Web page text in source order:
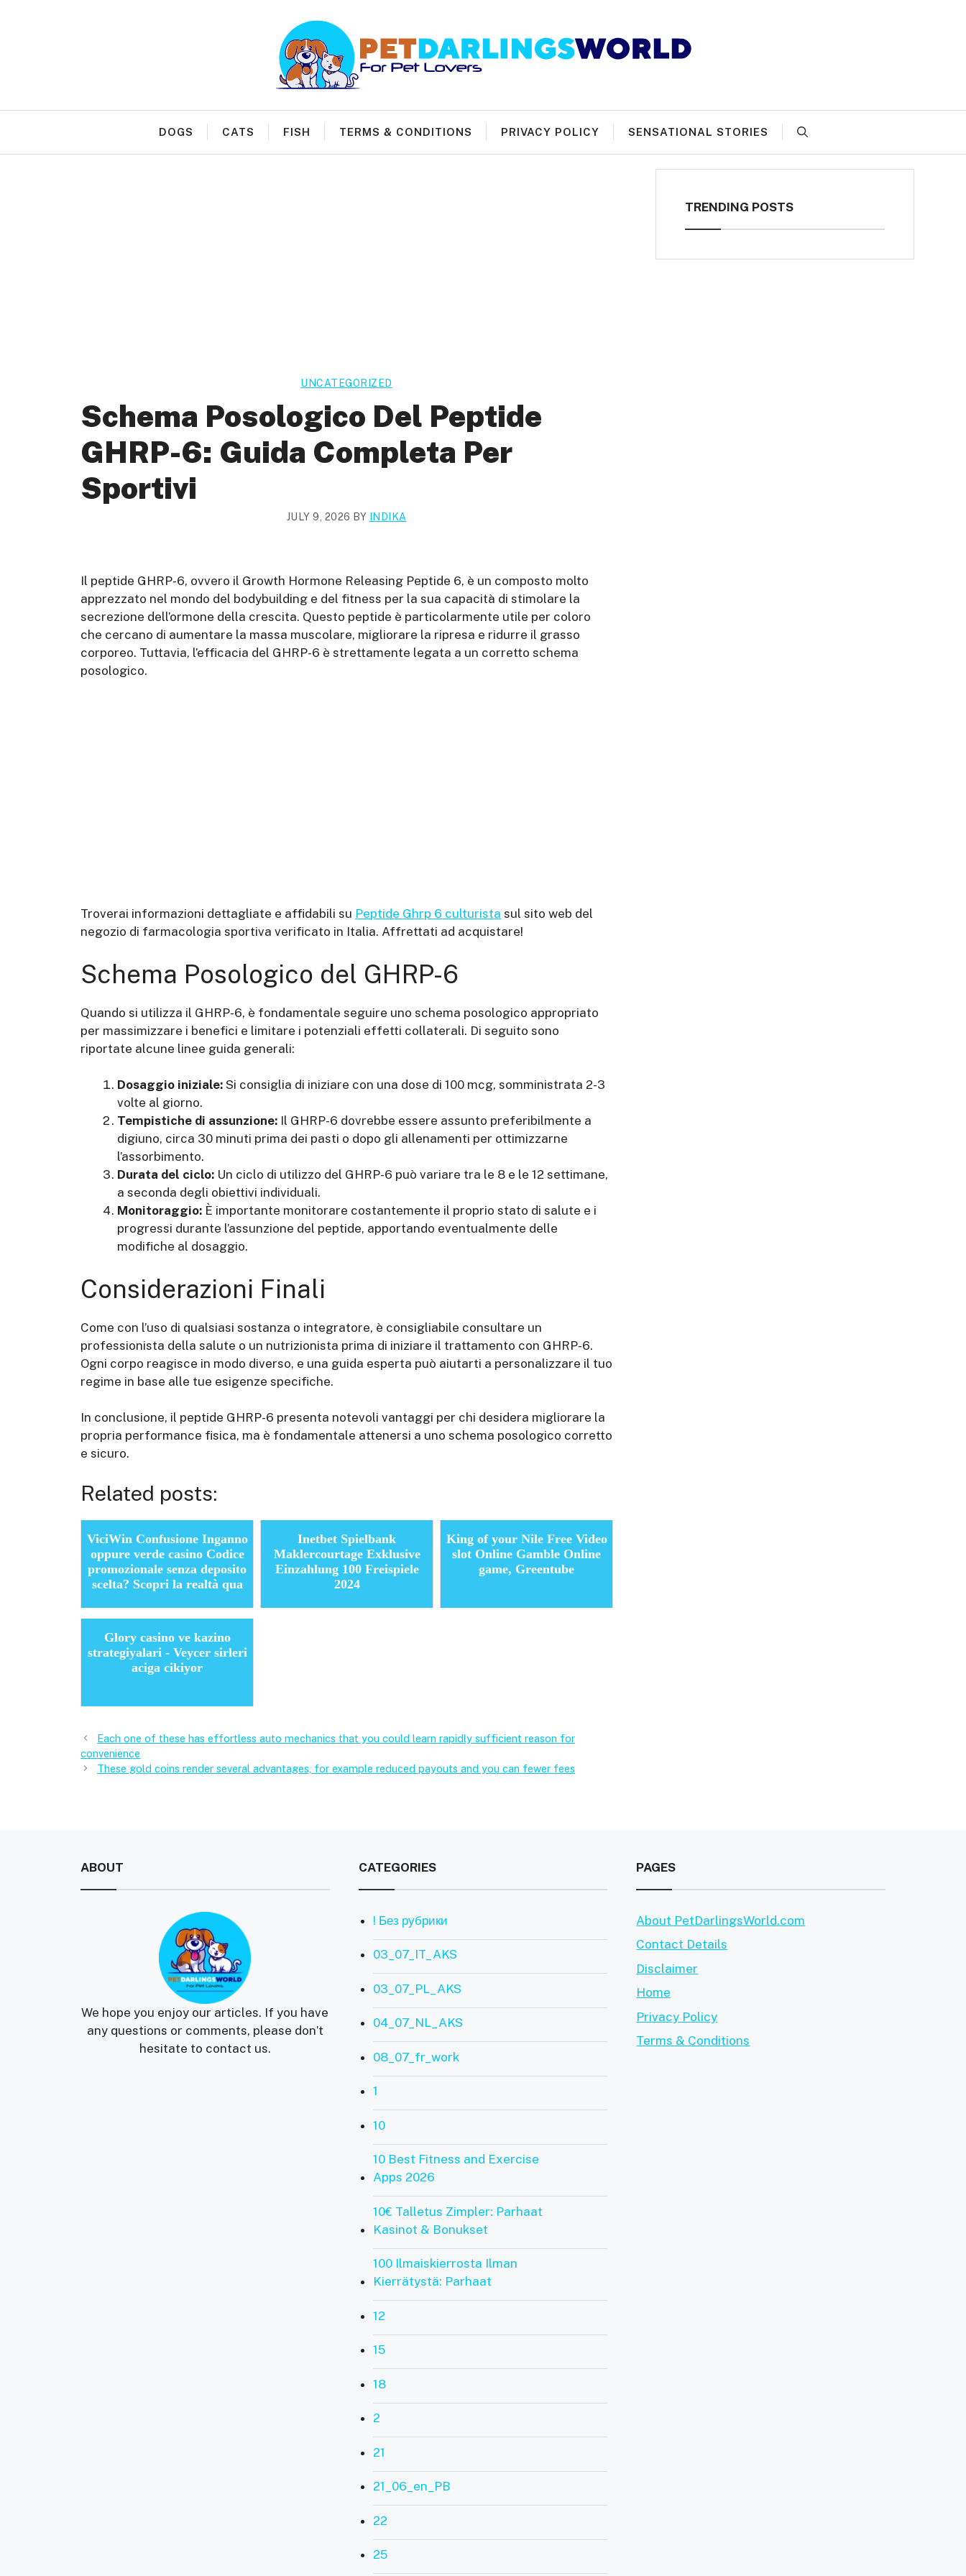
DOGS CATS FISH TERMS & CONDITIONS PRIVACY POLICY SENSATIONAL STORIES
UNCATEGORIZED
Schema Posologico Del Peptide
GHRP-6: Guida Completa Per
Sportivi
JULY 9, 2026 BY INDIKA
Il peptide GHRP-6, ovvero il Growth Hormone Releasing Peptide 6, è un composto molto
apprezzato nel mondo del bodybuilding e del fitness per la sua capacità di stimolare la
secrezione dell’ormone della crescita. Questo peptide è particolarmente utile per coloro
che cercano di aumentare la massa muscolare, migliorare la ripresa e ridurre il grasso
corporeo. Tuttavia, l’efficacia del GHRP-6 è strettamente legata a un corretto schema
posologico.
Troverai informazioni dettagliate e affidabili su Peptide Ghrp 6 culturista sul sito web del
negozio di farmacologia sportiva verificato in Italia. Affrettati ad acquistare!
Schema Posologico del GHRP-6
Quando si utilizza il GHRP-6, è fondamentale seguire uno schema posologico appropriato
per massimizzare i benefici e limitare i potenziali effetti collaterali. Di seguito sono
riportate alcune linee guida generali:
Dosaggio iniziale: Si consiglia di iniziare con una dose di 100 mcg, somministrata 2-3
volte al giorno.
Tempistiche di assunzione: Il GHRP-6 dovrebbe essere assunto preferibilmente a
digiuno, circa 30 minuti prima dei pasti o dopo gli allenamenti per ottimizzarne
l’assorbimento.
Durata del ciclo: Un ciclo di utilizzo del GHRP-6 può variare tra le 8 e le 12 settimane,
a seconda degli obiettivi individuali.
Monitoraggio: È importante monitorare costantemente il proprio stato di salute e i
progressi durante l’assunzione del peptide, apportando eventualmente delle
modifiche al dosaggio.
Considerazioni Finali
Come con l’uso di qualsiasi sostanza o integratore, è consigliabile consultare un
professionista della salute o un nutrizionista prima di iniziare il trattamento con GHRP-6.
Ogni corpo reagisce in modo diverso, e una guida esperta può aiutarti a personalizzare il tuo
regime in base alle tue esigenze specifiche.
In conclusione, il peptide GHRP-6 presenta notevoli vantaggi per chi desidera migliorare la
propria performance fisica, ma è fondamentale attenersi a uno schema posologico corretto
e sicuro.
Related posts:
ViciWin Confusione Inganno
oppure verde casino Codice
promozionale senza deposito
scelta? Scopri la realtà qua
Inetbet Spielbank
Maklercourtage Exklusive
Einzahlung 100 Freispiele
2024
King of your Nile Free Video
slot Online Gamble Online
game, Greentube
Glory casino ve kazino
strategiyalari - Veycer sirleri
aciga cikiyor
Each one of these has effortless auto mechanics that you could learn rapidly sufficient reason for
convenience
These gold coins render several advantages, for example reduced payouts and you can fewer fees
TRENDING POSTS
ABOUT
We hope you enjoy our articles. If you have
any questions or comments, please don’t
hesitate to contact us.
CATEGORIES
! Без рубрики
03_07_IT_AKS
03_07_PL_AKS
04_07_NL_AKS
08_07_fr_work
1
10
10 Best Fitness and Exercise
Apps 2026
10€ Talletus Zimpler: Parhaat
Kasinot & Bonukset
100 Ilmaiskierrosta Ilman
Kierrätystä: Parhaat
12
15
18
2
21
21_06_en_PB
22
25
PAGES
About PetDarlingsWorld.com
Contact Details
Disclaimer
Home
Privacy Policy
Terms & Conditions